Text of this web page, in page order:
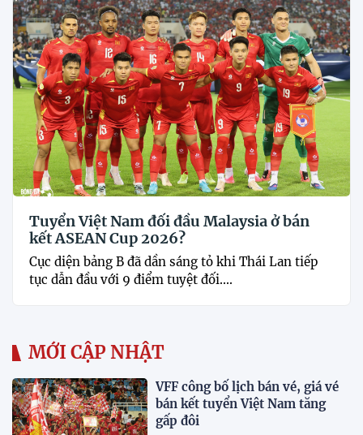
Tuyển Việt Nam đối đầu Malaysia ở bán
kết ASEAN Cup 2026?
Cục diện bảng B đã dần sáng tỏ khi Thái Lan tiếp
tục dẫn đầu với 9 điểm tuyệt đối....
MỚI CẬP NHẬT
VFF công bố lịch bán vé, giá vé
bán kết tuyển Việt Nam tăng
gấp đôi